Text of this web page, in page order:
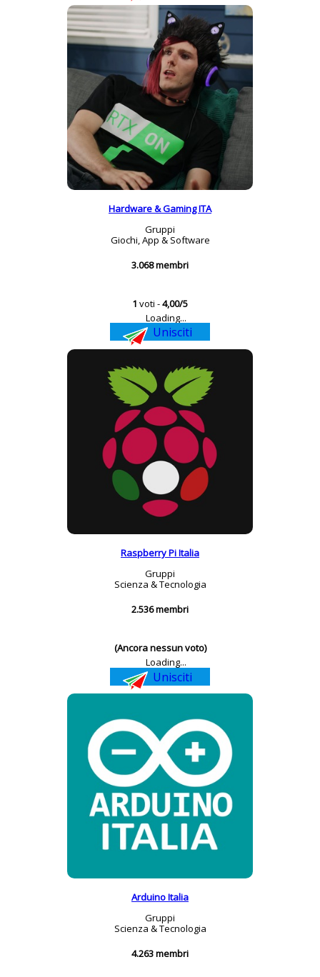
Hardware & Gaming ITA
Gruppi
Giochi, App & Software
3.068 membri
1 voti -4,00/5
Loading...
Unisciti
Raspberry Pi Italia
Gruppi
Scienza & Tecnologia
2.536 membri
(Ancora nessun voto)
Loading...
Unisciti
Arduino Italia
Gruppi
Scienza & Tecnologia
4.263 membri